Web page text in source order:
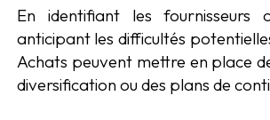
En identifiant les fournisseurs
anticipant les difficultés
Achats peuvent mettre en place
diversification ou des plans de